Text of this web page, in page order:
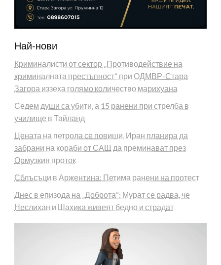
Най-нови
Криминалисти от сектор „Противодействие на
криминалната престъпност“ при ОДМВР-Стара
Загора иззеха голямо количество марихуана
Седем души са убити, а 15 ранени при стрелба в
училище в Тайланд
Цената на петрола се повиши, Иран планира да
забрани на кораби от САЩ да преминават през
Ормузкия проток
Сблъсъци в Аржентина: Петима ранени на протест
Днес в епизода на „Доброта“: Мурат се радва, че
Неслихан и Шахика живеят бедно и страдат